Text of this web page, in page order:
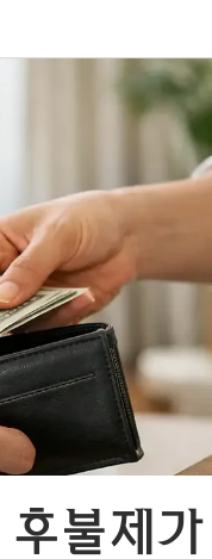
불제